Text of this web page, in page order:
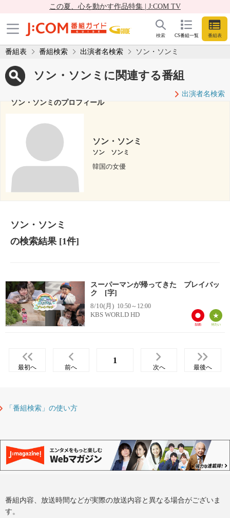
この夏、心を動かす作品特集 | J:COM TV
CS番組一覧 番組表
検索
番組表 番組検索 出演者名検索 ソン・ソンミ
ソン・ソンミに関連する番組
出演者名検索
ソン・ソンミのプロフィール
ソン・ソンミ
ソン ソンミ
韓国の女優
ソン・ソンミ
の検索結果[1件]
スーパーマンが帰ってきた プレイバッ
ク [字]
8/10(月) 10:50～12:00
KBS WORLD HD
最初へ 前へ
1
次へ 最後へ
「番組検索」の使い方
番組内容、放送時間などが実際の放送内容と異なる場合がございま
す。